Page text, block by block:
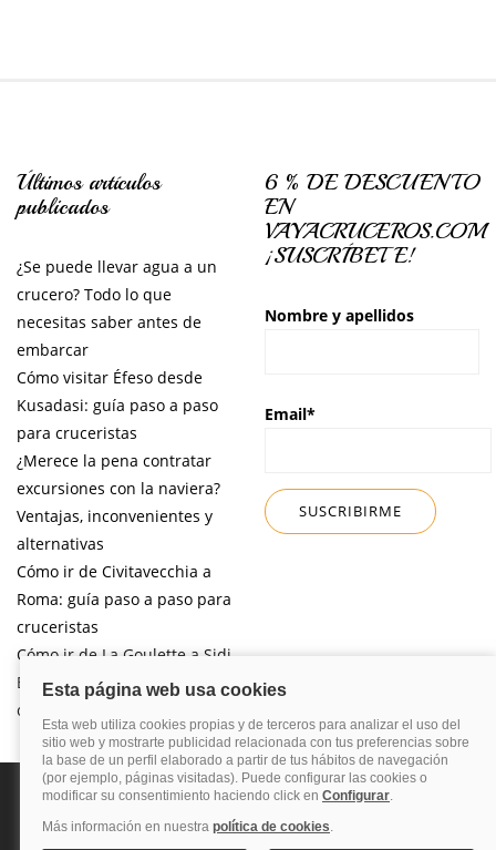
Últimos artículos
publicados
¿Se puede llevar agua a un
crucero? Todo lo que
necesitas saber antes de
embarcar
Cómo visitar Éfeso desde
Kusadasi: guía paso a paso
para cruceristas
¿Merece la pena contratar
excursiones con la naviera?
Ventajas, inconvenientes y
alternativas
Cómo ir de Civitavecchia a
Roma: guía paso a paso para
cruceristas
Cómo ir de La Goulette a Sidi
Bou Said por libre desde tu
crucero
6 % DE DESCUENTO
EN
VAYACRUCEROS.COM
¡SUSCRÍBETE!
Nombre y apellidos
Email*
Política de cookies